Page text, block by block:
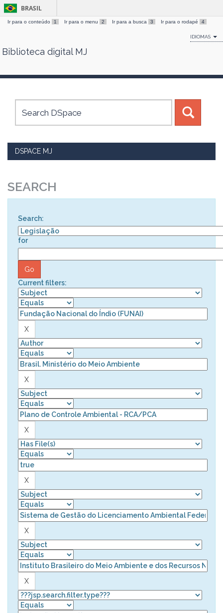
Skip
BRASIL
Ir para o conteúdo 1 Ir para o menu 2 Ir para a busca 3 Ir para o rodapé 4
IDIOMAS
Biblioteca digital MJ
DSPACE MJ
SEARCH
Search:
for
Current filters: